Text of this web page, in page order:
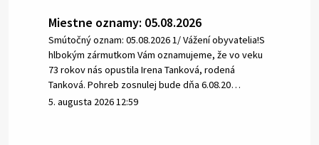
Miestne oznamy: 05.08.2026
Smútočný oznam: 05.08.2026 1/ Vážení obyvatelia!S
hlbokým zármutkom Vám oznamujeme, že vo veku
73 rokov nás opustila Irena Tanková, rodená
Tanková. Pohreb zosnulej bude dňa 6.08.20…
5. augusta 2026 12:59